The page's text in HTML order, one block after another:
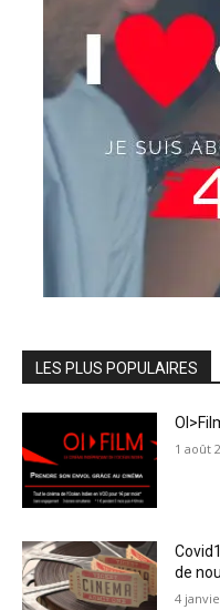
LES PLUS POPULAIRES
1 août
de
4